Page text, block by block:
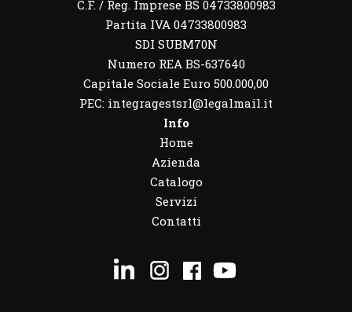
C.F. / Reg. Imprese BS 04733800983
Partita IVA 04733800983
SDI SUBM70N
Numero REA BS-637640
Capitale Sociale Euro 500.000,00
PEC: integragestsrl@legalmail.it
Info
Home
Azienda
Catalogo
Servizi
Contatti